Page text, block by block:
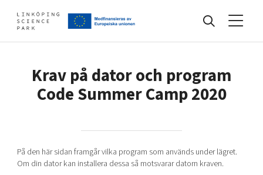
Events
Artificial intelligence
Develop your company
Krav på dator och program
Code Summer Camp 2020
På den här sidan framgår vilka program som används under lägret.
Om din dator kan installera dessa så motsvarar datorn kraven.